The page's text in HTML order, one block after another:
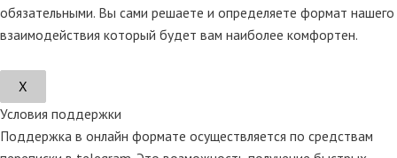
обязательными. Вы сами решаете и определяете формат нашего
взаимодействия который будет вам наиболее комфортен.
Х
Условия поддержки
Поддержка в онлайн формате осуществляется по средствам